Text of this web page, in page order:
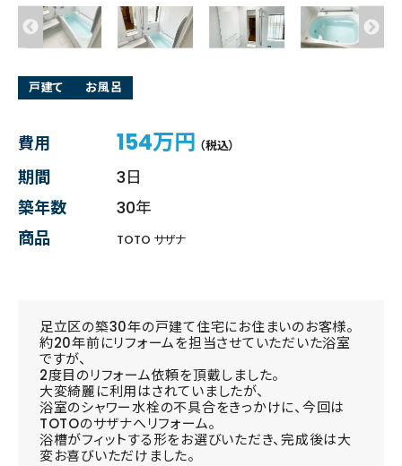
戸建て お風呂
費用 154万円 （税込）
期間
3日
築年数
30年
商品
TOTO サザナ
足立区の築30年の戸建て住宅にお住まいのお客様。
約20年前にリフォームを担当させていただいた浴室
ですが、
2度目のリフォーム依頼を頂戴しました。
大変綺麗に利用はされていましたが、
浴室のシャワー水栓の不具合をきっかけに、今回は
TOTOのサザナへリフォーム。
浴槽がフィットする形をお選びいただき、完成後は大
変お喜びいただけました。